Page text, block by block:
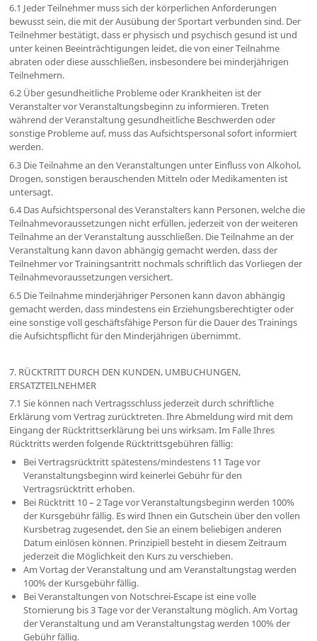
6.1 Jeder Teilnehmer muss sich der körperlichen Anforderungen
bewusst sein, die mit der Ausübung der Sportart verbunden sind. Der
Teilnehmer bestätigt, dass er physisch und psychisch gesund ist und
unter keinen Beeinträchtigungen leidet, die von einer Teilnahme
abraten oder diese ausschließen, insbesondere bei minderjährigen
Teilnehmern.
6.2 Über gesundheitliche Probleme oder Krankheiten ist der
Veranstalter vor Veranstaltungsbeginn zu informieren. Treten
während der Veranstaltung gesundheitliche Beschwerden oder
sonstige Probleme auf, muss das Aufsichtspersonal sofort informiert
werden.
6.3 Die Teilnahme an den Veranstaltungen unter Einfluss von Alkohol,
Drogen, sonstigen berauschenden Mitteln oder Medikamenten ist
untersagt.
6.4 Das Aufsichtspersonal des Veranstalters kann Personen, welche die
Teilnahmevoraussetzungen nicht erfüllen, jederzeit von der weiteren
Teilnahme an der Veranstaltung ausschließen. Die Teilnahme an der
Veranstaltung kann davon abhängig gemacht werden, dass der
Teilnehmer vor Trainingsantritt nochmals schriftlich das Vorliegen der
Teilnahmevoraussetzungen versichert.
6.5 Die Teilnahme minderjähriger Personen kann davon abhängig
gemacht werden, dass mindestens ein Erziehungsberechtigter oder
eine sonstige voll geschäftsfähige Person für die Dauer des Trainings
die Aufsichtspflicht für den Minderjährigen übernimmt.
7. RÜCKTRITT DURCH DEN KUNDEN, UMBUCHUNGEN,
ERSATZTEILNEHMER
7.1 Sie können nach Vertragsschluss jederzeit durch schriftliche
Erklärung vom Vertrag zurücktreten. Ihre Abmeldung wird mit dem
Eingang der Rücktrittserklärung bei uns wirksam. Im Falle Ihres
Rücktritts werden folgende Rücktrittsgebühren fällig:
Bei Vertragsrücktritt spätestens/mindestens 11 Tage vor
Veranstaltungsbeginn wird keinerlei Gebühr für den
Vertragsrücktritt erhoben.
Bei Rücktritt 10 – 2 Tage vor Veranstaltungsbeginn werden 100%
der Kursgebühr fällig. Es wird Ihnen ein Gutschein über den vollen
Kursbetrag zugesendet, den Sie an einem beliebigen anderen
Datum einlösen können. Prinzipiell besteht in diesem Zeitraum
jederzeit die Möglichkeit den Kurs zu verschieben.
Am Vortag der Veranstaltung und am Veranstaltungstag werden
100% der Kursgebühr fällig.
Bei Veranstaltungen von Notschrei-Escape ist eine volle
Stornierung bis 3 Tage vor der Veranstaltung möglich. Am Vortag
der Veranstaltung und am Veranstaltungstag werden 100% der
Gebühr fällig.